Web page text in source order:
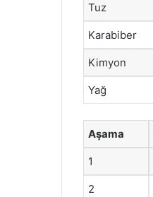
Tuz
Karabiber
Kimyon
Yağ
Aşama
1
2